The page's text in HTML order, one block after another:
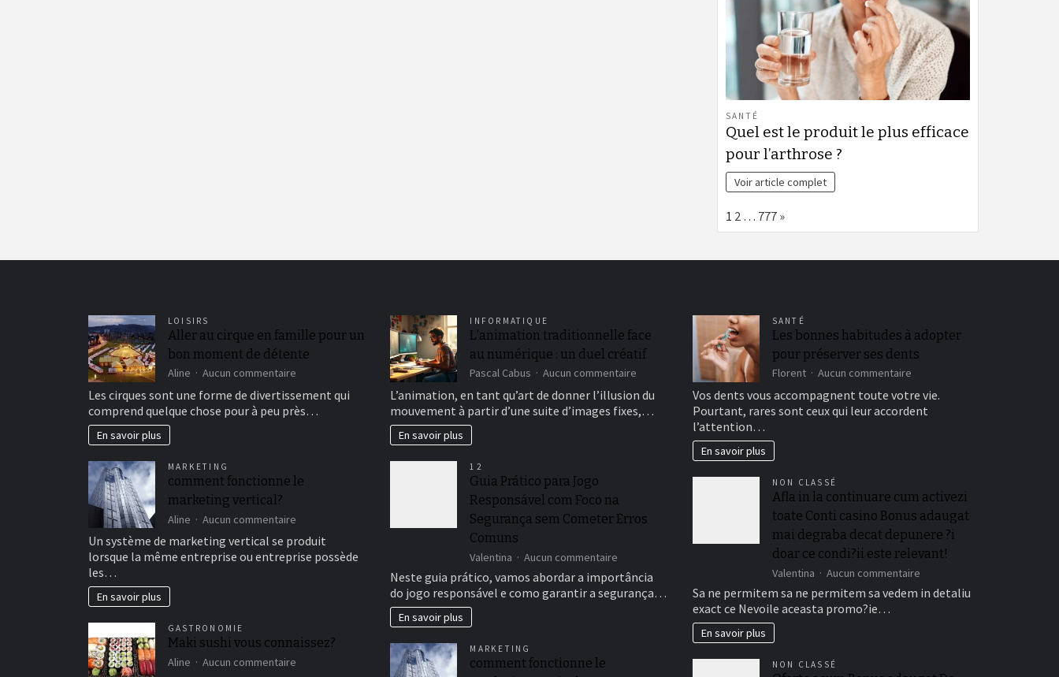
SANTÉ
Quel est le produit le plus efficace
pour l’arthrose ?
Voir article complet
Page:
1 2 … 777 Next
»
LOISIRS
Aller au cirque en famille pour un
bon moment de détente
Aline Aucun commentaire
au
cirque
bon
Les cirques sont une forme de divertissement qui
comprend quelque chose pour à peu près…
En savoir plus
MARKETING
comment fonctionne le
marketing vertical?
Aline Aucun commentaire
fonctionne
le
Un système de marketing vertical se produit
lorsque la même entreprise ou entreprise possède
les…
En savoir plus
GASTRONOMIE
Maki sushi vous connaissez?
Aline Aucun commentaire
INFORMATIQUE
L’animation traditionnelle face
au numérique : un duel créatif
Pascal Cabus Aucun commentaire
traditionnelle
face
L’animation, en tant qu’art de donner l’illusion du
mouvement à partir d’une suite d’images fixes,…
En savoir plus
12
Guia Prático para Jogo
Responsável com Foco na
Segurança sem Cometer Erros
Comuns
Valentina Aucun commentaire
Guia
Prático
para
Neste guia prático, vamos abordar a importância
do jogo responsável e como garantir a segurança…
En savoir plus
MARKETING
comment fonctionne le
SANTÉ
Les bonnes habitudes à adopter
pour préserver ses dents
Florent Aucun commentairesur
bonnes
habitudes
dents
Vos dents vous accompagnent toute votre vie.
Pourtant, rares sont ceux qui leur accordent
l’attention…
En savoir plus
NON CLASSÉ
Afla in la continuare cum activezi
toate Conti casino Bonus adaugat
mai degraba decat depunere ?i
doar ce condi?ii este relevant!
Valentina Aucun commentairesur
Afla
in
toate
Sa ne permitem sa ne permitem sa vedem in detaliu
exact ce Nevoile aceasta promo?ie…
En savoir plus
NON CLASSÉ